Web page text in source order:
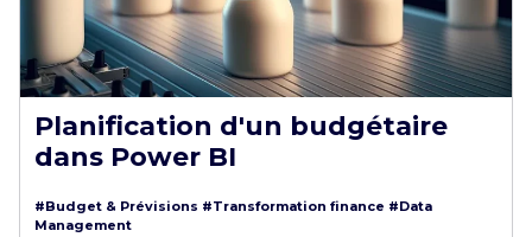
Planification d'un budgétaire
dans Power BI
#Budget & Prévisions #Transformation finance #Data
Management